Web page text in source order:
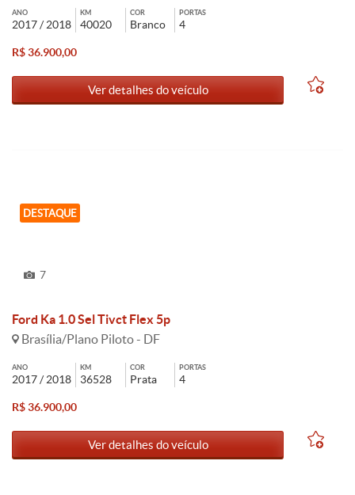
ANO
2017 / 2018
KM
40020
COR
Branco
PORTAS
4
R$ 36.900,00
Ver detalhes do veículo
DESTAQUE
7
Ford Ka 1.0 Sel Tivct Flex 5p
Brasília/Plano Piloto - DF
ANO
2017 / 2018
KM
36528
COR
Prata
PORTAS
4
R$ 36.900,00
Ver detalhes do veículo